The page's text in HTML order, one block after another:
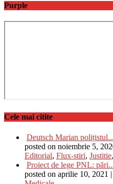
Purple
Cele mai citite
Deutsch Marian polițistul...
posted on noiembrie 5,
Editorial, Flux-stiri, Justitie,
Proiect de lege PNL:
posted on aprilie 10, 2021 |